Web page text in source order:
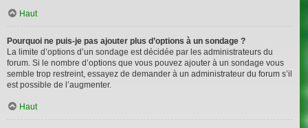
Haut
Pourquoi ne puis-je pas ajouter plus d’options à un sondage ?
La limite d’options d’un sondage est décidée par les administrateurs du
forum. Si le nombre d’options que vous pouvez ajouter à un sondage vous
semble trop restreint, essayez de demander à un administrateur du forum s’il
est possible de l’augmenter.
Haut